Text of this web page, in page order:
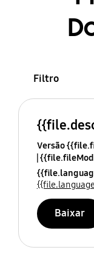
Filtro
Versão
Baixar